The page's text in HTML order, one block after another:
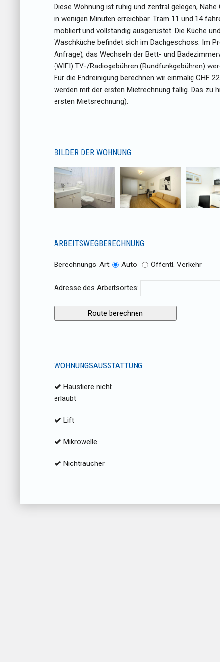
Diese Wohnung ist ruhig und zentral gelegen,
in wenigen Minuten erreichbar. Tram 11 und 14
möbliert und vollständig ausgerüstet. Die Küche
Waschküche befindet sich im Dachgeschoss. Im
Anfrage), das Wechseln der Bett- und
(WIFI).TV-/Radiogebühren (Rundfunkgebühren)
Für die Endreinigung berechnen wir einmalig CHF
werden mit der ersten Mietrechnung fällig. Das zu
ersten Mietsrechnung).
BILDER DER WOHNUNG
ARBEITSWEGBERECHNUNG
Berechnungs-Art: Auto Öffentl. Verkehr
Adresse des Arbeitsortes:
WOHNUNGSAUSSTATTUNG
Haustiere nicht
erlaubt
Lift
Mikrowelle
Nichtraucher